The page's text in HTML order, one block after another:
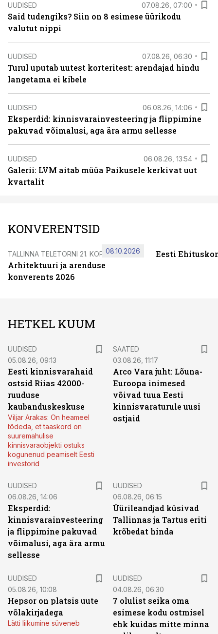
UUDISED 07.08.26, 07:00
Said tudengiks? Siin on 8 esimese üürikodu
valutut nippi
UUDISED 07.08.26, 06:30
Turul uputab uutest korteritest: arendajad hindu
langetama ei kibele
UUDISED 06.08.26, 14:06
Eksperdid: kinnisvarainvesteering ja flippimine
pakuvad võimalusi, aga ära armu sellesse
UUDISED 06.08.26, 13:54
Galerii: LVM aitab müüa Paikusele kerkivat uut
kvartalit
KONVERENTSID
TALLINNA TELETORNI 21. KORRUSEL
Arhitektuuri ja arenduse
konverents 2026
08.10.2026 Eesti
HETKEL KUUM
UUDISED
05.08.26, 09:13
Eesti kinnisvarahaid
ostsid Riias 42000-
ruuduse
kaubanduskeskuse
Viljar Arakas: On heameel
tõdeda, et taaskord on
suuremahulise
kinnisvaraobjekti ostuks
kogunenud peamiselt Eesti
investorid
SAATED
03.08.26, 11:17
Arco Vara juht: Lõuna-
Euroopa inimesed
võivad tuua Eesti
kinnisvaraturule uusi
ostjaid
UUDISED
06.08.26, 14:06
Eksperdid:
kinnisvarainvesteering
ja flippimine pakuvad
võimalusi, aga ära armu
sellesse
UUDISED
06.08.26, 06:15
Üürileandjad küsivad
Tallinnas ja Tartus eriti
krõbedat hinda
UUDISED
05.08.26, 10:08
Hepsor on platsis uute
võlakirjadega
Lätti liikumine süveneb
UUDISED
04.08.26, 06:30
7 olulist seika oma
esimese kodu ostmisel
ehk kuidas mitte minna